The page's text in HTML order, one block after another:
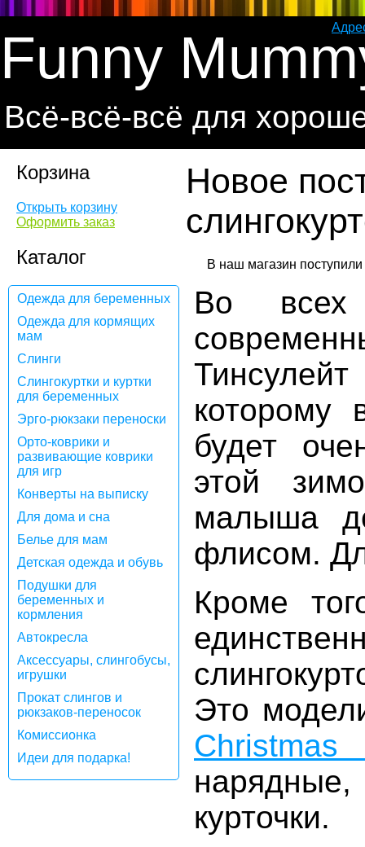
Funny
Всё-всё-всё для
Корзина
Открыть корзину
Оформить заказ
Каталог
Одежда для беременных
Одежда для кормящих
мам
Слинги
Слингокуртки и куртки
для беременных
Эрго-рюкзаки переноски
Орто-коврики и
развивающие коврики
для игр
Конверты на выписку
Для дома и сна
Белье для мам
Детская одежда и обувь
Подушки для
беременных и
кормления
Автокресла
Аксессуары, слингобусы,
игрушки
Прокат слингов и
рюкзаков-переносок
Комиссионка
Идеи для подарка!
Новое
Во всех
будет
этой
малыша
флисом.
Кроме
Это
курточки.